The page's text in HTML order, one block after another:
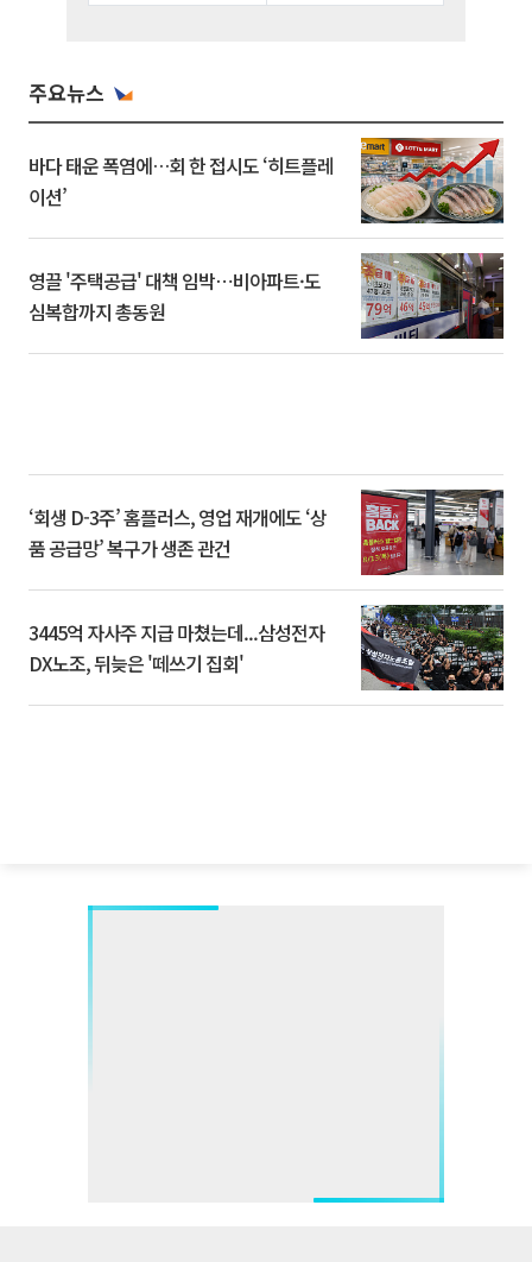
주요뉴스
바다 태운 폭염에…회 한 접시도 ‘히트플레
이션’
영끌 '주택공급' 대책 임박⋯비아파트·도
심복합까지 총동원
‘회생 D-3주’ 홈플러스, 영업 재개에도 ‘상
품 공급망’ 복구가 생존 관건
3445억 자사주 지급 마쳤는데...삼성전자
DX노조, 뒤늦은 '떼쓰기 집회'